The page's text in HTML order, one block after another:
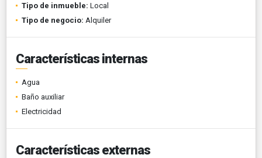
Tipo de inmueble: Local
Tipo de negocio: Alquiler
Características internas
Agua
Baño auxiliar
Electricidad
Características externas